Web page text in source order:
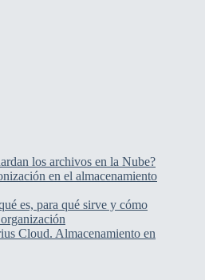
los archivos en la Nube?
en el almacenamiento
es, para qué sirve y cómo
Cloud. Almacenamiento en